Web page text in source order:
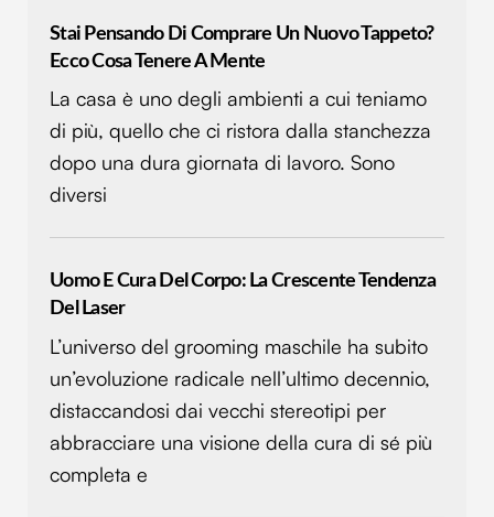
Stai Pensando Di Comprare Un Nuovo Tappeto?
Ecco Cosa Tenere A Mente
La casa è uno degli ambienti a cui teniamo
di più, quello che ci ristora dalla stanchezza
dopo una dura giornata di lavoro. Sono
diversi
Uomo E Cura Del Corpo: La Crescente Tendenza
Del Laser
L’universo del grooming maschile ha subito
un’evoluzione radicale nell’ultimo decennio,
distaccandosi dai vecchi stereotipi per
abbracciare una visione della cura di sé più
completa e